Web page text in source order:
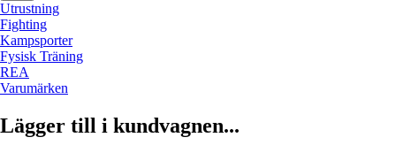
Utrustning
Fighting
Kampsporter
Fysisk Träning
REA
Varumärken
Lägger till i kundvagnen...